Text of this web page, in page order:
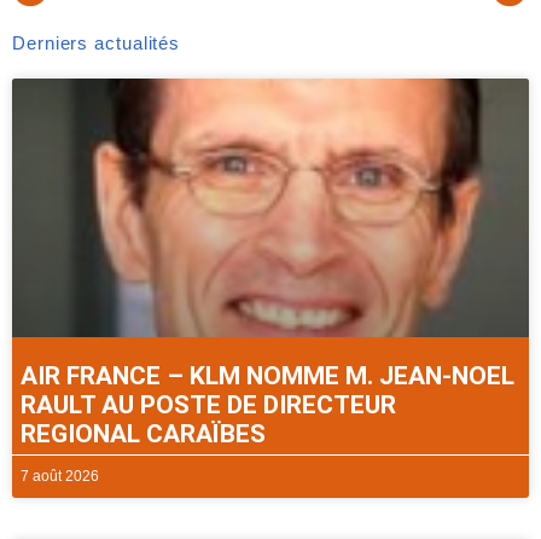
Derniers actualités
AIR FRANCE – KLM NOMME M. JEAN-NOEL
RAULT AU POSTE DE DIRECTEUR
REGIONAL CARAÏBES
7 août 2026